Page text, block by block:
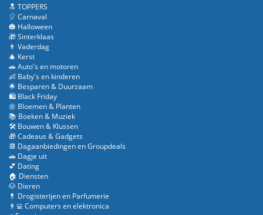
🔝 TOPPERS
🎈 Carnaval
🎃 Halloween
🎁 Sinterklaas
👨 Vaderdag
🎄 Kerst
🚗 Auto's en motoren
👶 Baby's en kinderen
🌟 Besparen & Duurzaam
🛍️ Black Friday
🌼 Bloemen & Planten
📚 Boeken & Muziek
🛠️ Bouwen & Klussen
🎁 Cadeaus & Gadgets
📆 Dagaanbiedingen en Groupdeals
🚗 Dagje uit
💕 Dating
🏠 Diensten
🐶 Dieren
💊 Drogisterijen en Parfumerie
👨‍💻 Computers en elektronica